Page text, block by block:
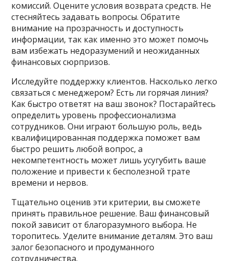
комиссий. Оцените условия возврата средств. Не
стесняйтесь задавать вопросы. Обратите
внимание на прозрачность и доступность
информации, так как именно это может помочь
вам избежать недоразумений и неожиданных
финансовых сюрпризов.
Исследуйте поддержку клиентов. Насколько легко
связаться с менеджером? Есть ли горячая линия?
Как быстро ответят на ваш звонок? Постарайтесь
определить уровень профессионализма
сотрудников. Они играют большую роль, ведь
квалифицированная поддержка поможет вам
быстро решить любой вопрос, а
некомпетентность может лишь усугубить ваше
положение и привести к бесполезной трате
времени и нервов.
Тщательно оценив эти критерии, вы сможете
принять правильное решение. Ваш финансовый
покой зависит от благоразумного выбора. Не
торопитесь. Уделите внимание деталям. Это ваш
залог безопасного и продуманного
сотрудничества.